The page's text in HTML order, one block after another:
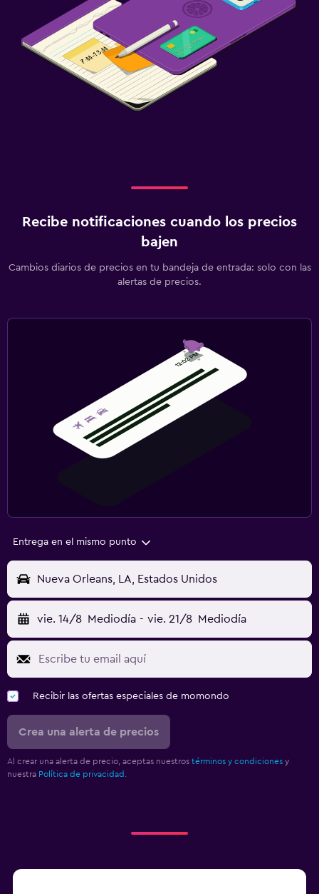
Recibe notificaciones cuando los precios
bajen
Cambios diarios de precios en tu bandeja de entrada: solo con las
alertas de precios.
Entrega en el mismo punto
Nueva Orleans, LA, Estados Unidos
vie. 14/8 Mediodía - vie. 21/8 Mediodía
Recibir las ofertas especiales de momondo
Crea una alerta de precios
Al crear una alerta de precio, aceptas nuestros términos y condiciones y
nuestra Política de privacidad.